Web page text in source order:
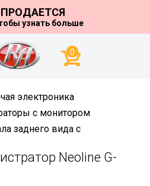
узнать больше
0
электроника
с монитором
заднего вида с
Neoline G-